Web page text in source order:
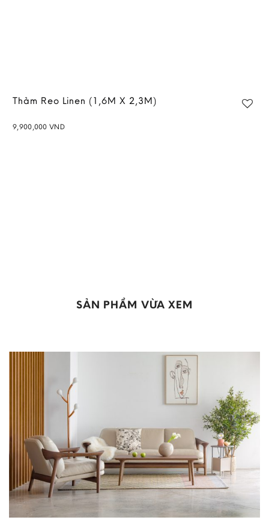
Thảm Reo Linen (1,6M X 2,3M)
9,900,000 VND
SẢN PHẨM VỪA XEM